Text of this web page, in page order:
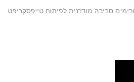
סביבה מודרנית לפיתוח טייפסקריפט